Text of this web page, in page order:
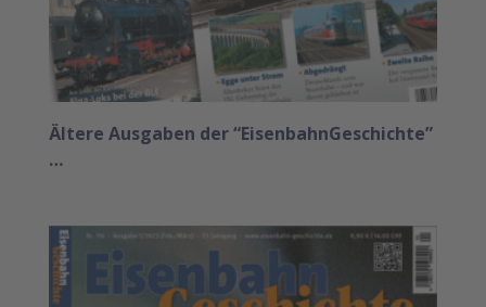
Ältere Ausgaben der “EisenbahnGeschichte”
…